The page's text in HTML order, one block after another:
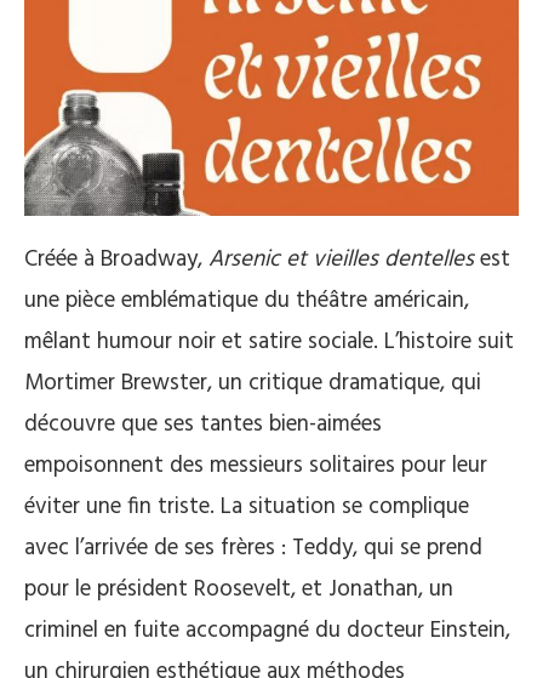
Créée à Broadway, Arsenic et vieilles dentellesest
une pièce emblématique du théâtre américain,
mêlant humour noir et satire sociale. L’histoire suit
Mortimer Brewster, un critique dramatique, qui
découvre que ses tantes bien-aimées
empoisonnent des messieurs solitaires pour leur
éviter une fin triste. La situation se complique
avec l’arrivée de ses frères : Teddy, qui se prend
pour le président Roosevelt, et Jonathan, un
criminel en fuite accompagné du docteur Einstein,